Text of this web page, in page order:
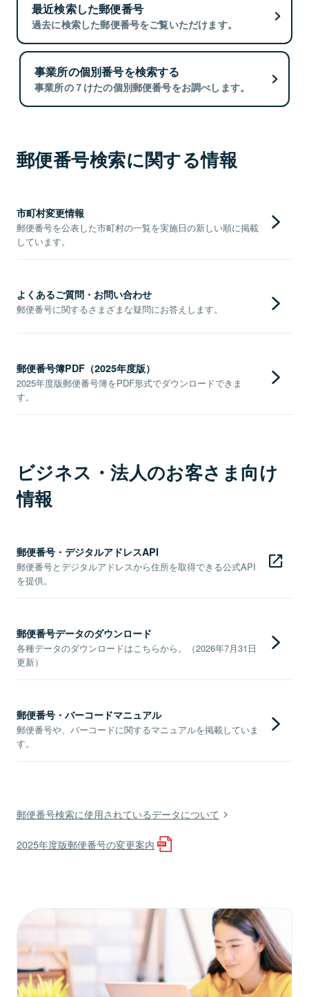
最近検索した郵便番号
過去に検索した郵便番号をご覧いただけます。
事業所の個別番号を検索する
事業所の７けたの個別郵便番号をお調べします。
郵便番号検索に関する情報
市町村変更情報
郵便番号を公表した市町村の一覧を実施日の新しい順に掲載
しています。
よくあるご質問・お問い合わせ
郵便番号に関するさまざまな疑問にお答えします。
郵便番号簿PDF（2025年度版）
2025年度版郵便番号簿をPDF形式でダウンロードできま
す。
ビジネス・法人のお客さま向け
情報
郵便番号・デジタルアドレスAPI
郵便番号とデジタルアドレスから住所を取得できる公式API
を提供。
郵便番号データのダウンロード
各種データのダウンロードはこちらから。（2026年7月31日
更新）
郵便番号・バーコードマニュアル
郵便番号や、バーコードに関するマニュアルを掲載していま
す。
郵便番号検索に使用されているデータについて
2025年度版郵便番号の変更案内